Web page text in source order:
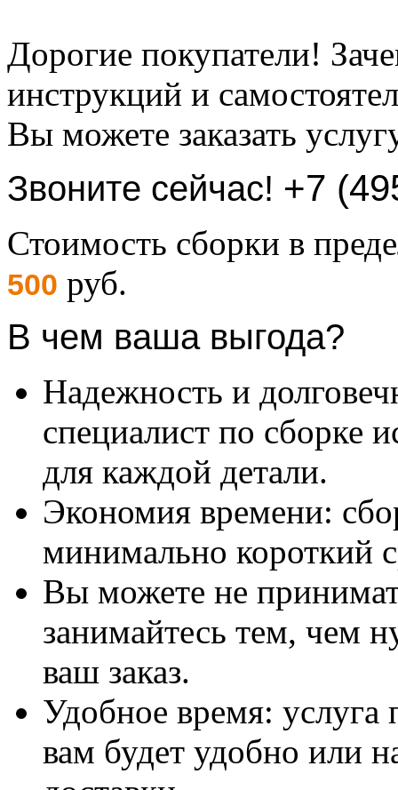
Дорогие покупатели!
инструкций и
Вы можете заказать
Звоните сейчас! +7
Стоимость сборки в
500 руб.
В чем ваша выгода?
Надежность и
специалист по сборке
для каждой детали.
Экономия времени:
минимально короткий
Вы можете не
занимайтесь тем, чем
ваш заказ.
Удобное время: услуга
вам будет удобно или